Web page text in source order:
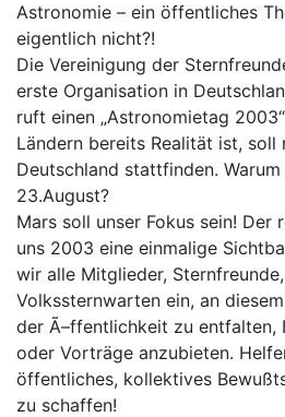
Astronomie – ein öffentliches
eigentlich nicht?!
Die Vereinigung der
erste Organisation in
ruft einen „Astronomietag
Ländern bereits Realität ist, soll
Deutschland stattfinden.
23.August?
Mars soll unser Fokus sein! Der
uns 2003 eine einmalige
wir alle Mitglieder,
Volkssternwarten ein, an
der Ã–ffentlichkeit zu entfalten,
oder Vorträge anzubieten.
öffentliches, kollektives
zu schaffen!